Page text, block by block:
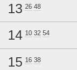
13 26 48
14 10 32 54
15 16 38